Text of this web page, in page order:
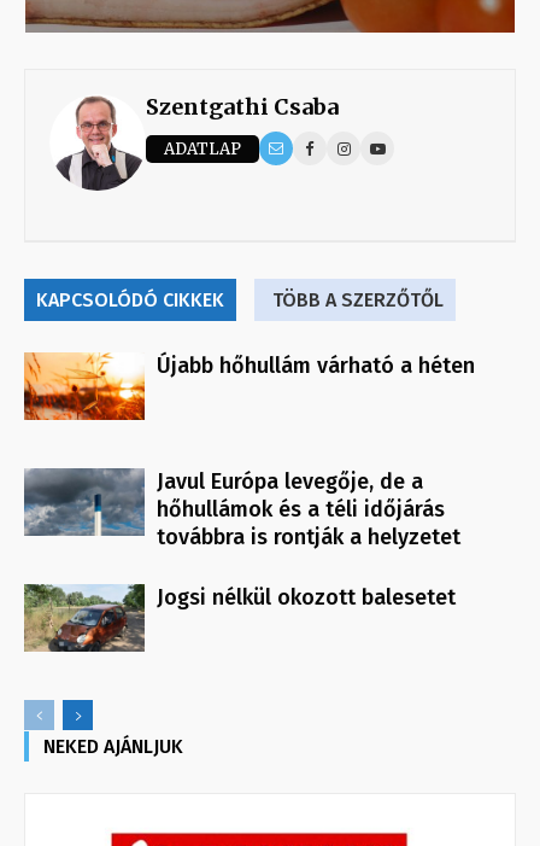
Szentgathi Csaba
ADATLAP
KAPCSOLÓDÓ CIKKEK TÖBB A SZERZŐTŐL
Újabb hőhullám várható a héten
Javul Európa levegője, de a
hőhullámok és a téli időjárás
továbbra is rontják a helyzetet
Jogsi nélkül okozott balesetet
NEKED AJÁNLJUK